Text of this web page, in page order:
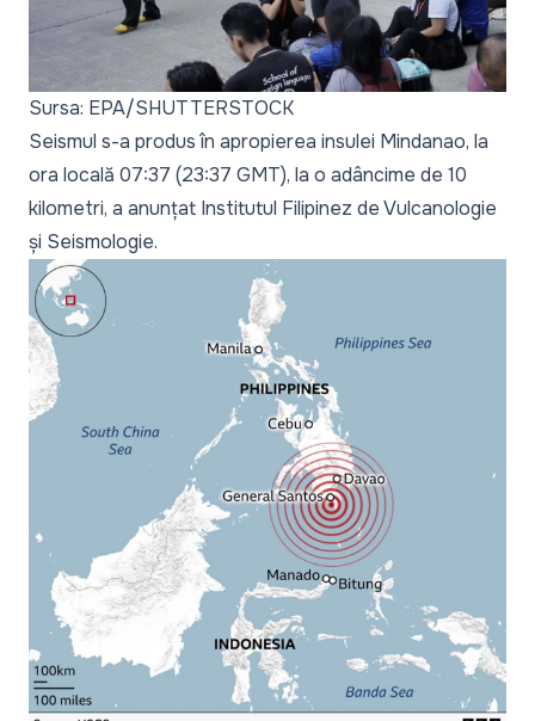
Sursa: EPA/SHUTTERSTOCK
Seismul s-a produs în apropierea insulei Mindanao, la
ora locală 07:37 (23:37 GMT), la o adâncime de 10
kilometri, a anunțat Institutul Filipinez de Vulcanologie
și Seismologie.